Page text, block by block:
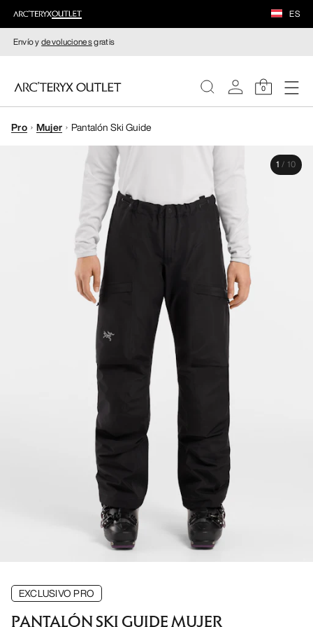
ES
Envío ydevolucionesgratis
0
MUJERE
Pro Mujer Pantalón Ski Guide
1 / 10
EXCLUSIVO PRO
PANTALÓN SKI GUIDE MUJER